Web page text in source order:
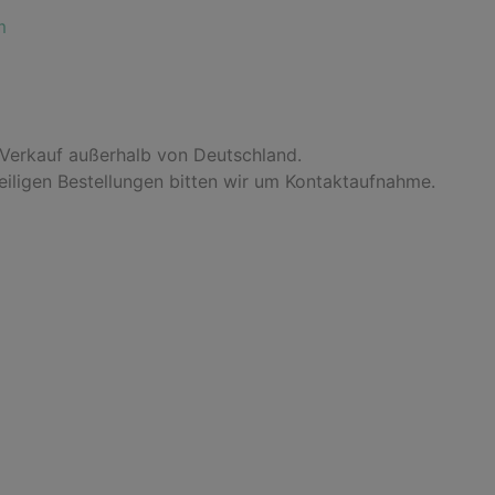
außerhalb von Deutschland.
Bestellungen bitten wir um Kontaktaufnahme.